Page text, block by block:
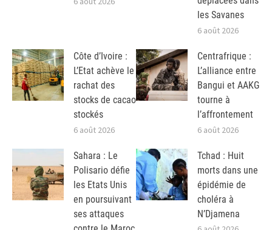
les Savanes
6 août 2026
Côte d’Ivoire :
L’Etat achève le
rachat des
stocks de cacao
stockés
6 août 2026
Centrafrique :
L’alliance entre
Bangui et AAKG
tourne à
l’affrontement
6 août 2026
Sahara : Le
Polisario défie
les Etats Unis
en poursuivant
ses attaques
Tchad : Huit
morts dans une
épidémie de
choléra à
N’Djamena